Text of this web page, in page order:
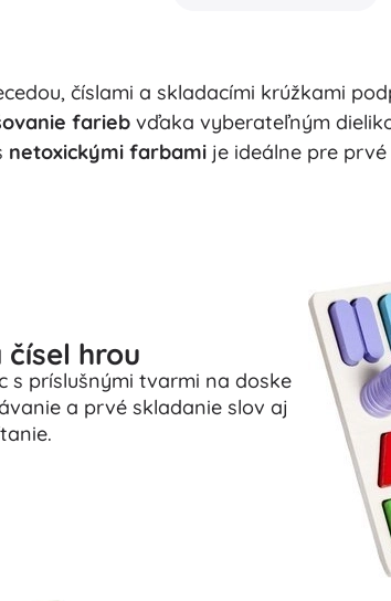
číslami a skladacími krúžkami
fariebvďaka vyberateľným
netoxickými farbami je ideálne pre
čísel hrou
s príslušnými tvarmi na doske
a prvé skladanie slov aj